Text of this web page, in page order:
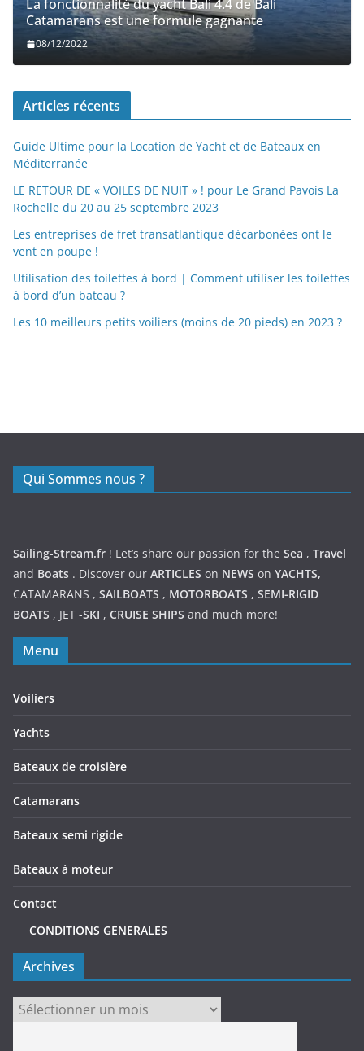
La fonctionnalité du yacht Bali 4.4 de Bali
Catamarans est une formule gagnante
08/12/2022
Articles récents
Guide Ultime pour la Location de Yacht et de Bateaux en
Méditerranée
LE RETOUR DE « VOILES DE NUIT » ! pour Le Grand Pavois La
Rochelle du 20 au 25 septembre 2023
Les entreprises de fret transatlantique décarbonées ont le
vent en poupe !
Utilisation des toilettes à bord | Comment utiliser les toilettes
à bord d’un bateau ?
Les 10 meilleurs petits voiliers (moins de 20 pieds) en 2023 ?
Qui Sommes nous ?
Sailing-Stream.fr ! Let’s share our passion for the Sea , Travel
and Boats . Discover our ARTICLES on NEWS on YACHTS,
CATAMARANS , SAILBOATS , MOTORBOATS , SEMI-RIGID
BOATS , JET -SKI , CRUISE SHIPS and much more!
Menu
Voiliers
Yachts
Bateaux de croisière
Catamarans
Bateaux semi rigide
Bateaux à moteur
Contact
CONDITIONS GENERALES
Archives
Archives